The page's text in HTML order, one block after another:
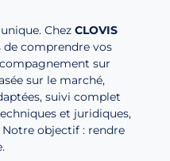
Chez CLOVIS
de comprendre vos
sur
sur le marché,
suivi complet
et juridiques,
objectif : rendre